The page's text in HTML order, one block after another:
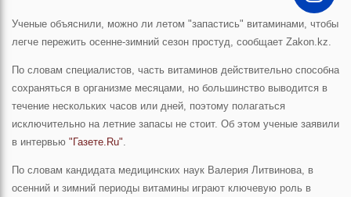
Ученые объяснили, можно ли летом "запастись" витаминами, чтобы
легче пережить осенне-зимний сезон простуд, сообщает Zakon.kz.
По словам специалистов, часть витаминов действительно способна
сохраняться в организме месяцами, но большинство выводится в
течение нескольких часов или дней, поэтому полагаться
исключительно на летние запасы не стоит. Об этом ученые заявили
в интервью "Газете.Ru".
По словам кандидата медицинских наук Валерия Литвинова, в
осенний и зимний периоды витамины играют ключевую роль в